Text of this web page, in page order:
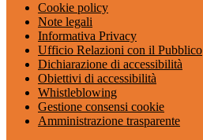
Cookie policy
Note legali
Informativa Privacy
Ufficio Relazioni con il Pubblico
Dichiarazione di accessibilità
Obiettivi di accessibilità
Whistleblowing
Gestione consensi cookie
Amministrazione trasparente